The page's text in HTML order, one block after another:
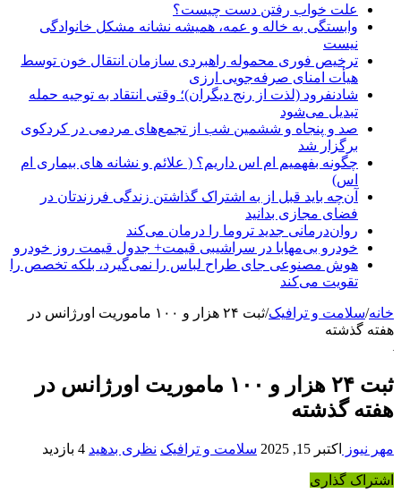
علت خواب رفتن دست چیست؟
وابستگی به خاله و عمه، همیشه نشانه مشکل خانوادگی
نیست
ترخیص فوری محموله راهبردی سازمان انتقال خون توسط
هیأت امنای صرفه‌جویی ارزی
شادنفرود (لذت از رنج دیگران)؛ وقتی انتقاد به توجیه حمله
تبدیل می‌شود
صد و پنجاه‌ و ششمین شب از تجمع‌های مردمی در کردکوی
برگزار شد
چگونه بفهمیم ام اس داریم؟ ( علائم و نشانه های بیماری ام
اس)
آن‌چه باید قبل از به اشتراک گذاشتن زندگی فرزندتان در
فضای مجازی بدانید
روان‌درمانی جدید تروما را درمان می‌کند
خودرو بی‌مهابا در سراشیبی قیمت+ جدول قیمت روز خودرو
هوش مصنوعی جای طراح لباس را نمی‌گیرد، بلکه تخصص را
تقویت می‌کند
خانه/سلامت و ترافیک/
ثبت ۲۴ هزار و ۱۰۰ ماموریت اورژانس در
هفته گذشته
ثبت ۲۴ هزار و ۱۰۰ ماموریت اورژانس در
هفته گذشته
مهر نیوز اکتبر 15, 2025 سلامت و ترافیک نظری بدهید 4 بازدید
اشتراک گذاری